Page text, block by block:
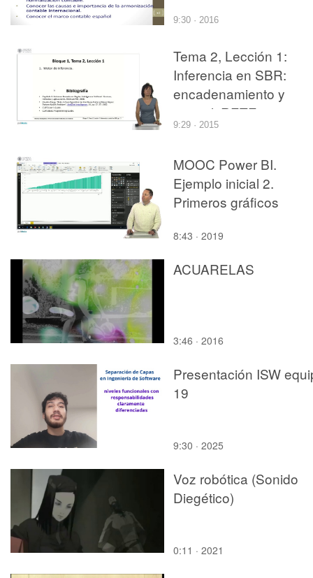
9:30 · 2016
Tema 2, Lección 1:
Inferencia en SBR:
encadenamiento y
control. RETE.
9:29 · 2015
MOOC Power BI.
Ejemplo inicial 2.
Primeros gráficos
8:43 · 2019
ACUARELAS
3:46 · 2016
Presentación ISW
19
9:30 · 2025
Voz robótica (Sonido
Diegético)
0:11 · 2021